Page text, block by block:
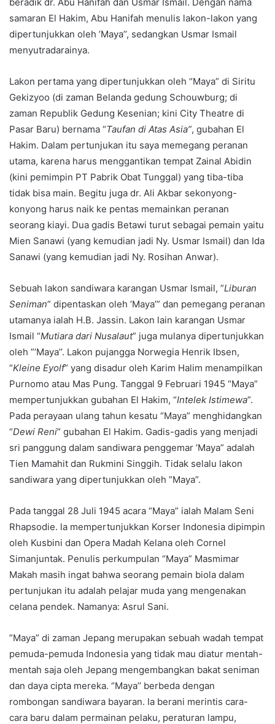
samaran El Hakim, Abu Hanifah menulis lakon-lakon yang
dipertunjukkan oleh ’Maya’’, sedangkan Usmar Ismail
menyutradarainya.
Lakon pertama yang dipertunjukkan oleh “Maya” di Siritu
Gekizyoo (di zaman Belanda gedung Schouwburg; di
zaman Republik Gedung Kesenian; kini City Theatre di
Pasar Baru) bernama “Taufan di Atas Asia”, gubahan El
Hakim. Dalam pertunjukan itu saya memegang peranan
utama, karena harus menggantikan tempat Zainal Abidin
(kini pemimpin PT Pabrik Obat Tunggal) yang tiba-tiba
tidak bisa main. Begitu juga dr. Ali Akbar sekonyong-
konyong harus naik ke pentas memainkan peranan
seorang kiayi. Dua gadis Betawi turut sebagai pemain yaitu
Mien Sanawi (yang kemudian jadi Ny. Usmar Ismail) dan Ida
Sanawi (yang kemudian jadi Ny. Rosihan Anwar).
Sebuah lakon sandiwara karangan Usmar Ismail, ”Liburan
Seniman” dipentaskan oleh ’Maya’” dan pemegang peranan
utamanya ialah H.B. Jassin. Lakon lain karangan Usmar
Ismail “Mutiara dari Nusalaut” juga mulanya dipertunjukkan
oleh ”’Maya’’. Lakon pujangga Norwegia Henrik Ibsen,
“Kleine Eyolf” yang disadur oleh Karim Halim menampilkan
Purnomo atau Mas Pung. Tanggal 9 Februari 1945 “Maya”
mempertunjukkan gubahan El Hakim, “Intelek Istimewa”.
Pada perayaan ulang tahun kesatu “Maya” menghidangkan
“Dewi Reni” gubahan El Hakim. Gadis-gadis yang menjadi
sri panggung dalam sandiwara penggemar ’Maya” adalah
Tien Mamahit dan Rukmini Singgih. Tidak selalu lakon
sandiwara yang dipertunjukkan oleh ”Maya”.
Pada tanggal 28 Juli 1945 acara “Maya” ialah Malam Seni
Rhapsodie. la mempertunjukkan Korser Indonesia dipimpin
oleh Kusbini dan Opera Madah Kelana oleh Cornel
Simanjuntak. Penulis perkumpulan “Maya” Masmimar
Makah masih ingat bahwa seorang pemain biola dalam
pertunjukan itu adalah pelajar muda yang mengenakan
celana pendek. Namanya: Asrul Sani.
”Maya” di zaman Jepang merupakan sebuah wadah tempat
pemuda-pemuda Indonesia yang tidak mau diatur mentah-
mentah saja oleh Jepang mengembangkan bakat seniman
dan daya cipta mereka. “Maya’’ berbeda dengan
rombongan sandiwara bayaran. Ia berani merintis cara-
cara baru dalam permainan pelaku, peraturan lampu,